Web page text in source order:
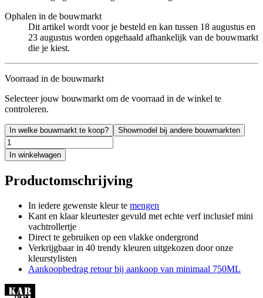
Ophalen in de bouwmarkt
Dit artikel wordt voor je besteld en kan tussen 18 augustus en
23 augustus worden opgehaald afhankelijk van de bouwmarkt
die je kiest.
Voorraad in de bouwmarkt
Selecteer jouw bouwmarkt om de voorraad in de winkel te
controleren.
In welke bouwmarkt te koop? Showmodel bij andere bouwmarkten
In winkelwagen
Productomschrijving
In iedere gewenste kleur te mengen
Kant en klaar kleurtester gevuld met echte verf inclusief mini
vachtrollertje
Direct te gebruiken op een vlakke ondergrond
Verkrijgbaar in 40 trendy kleuren uitgekozen door onze
kleurstylisten
Aankoopbedrag retour bij aankoop van minimaal 750ML